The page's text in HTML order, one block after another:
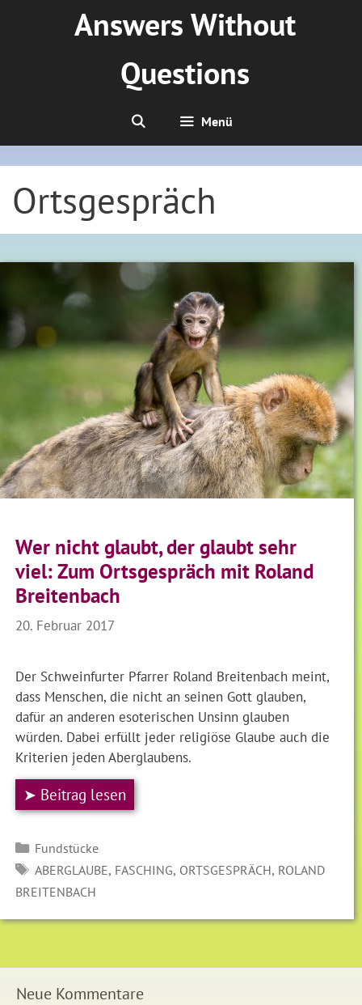
Answers Without
Questions
Menü
Ortsgespräch
Wer nicht glaubt, der glaubt sehr
viel: Zum Ortsgespräch mit Roland
Breitenbach
20. Februar 2017
Der Schweinfurter Pfarrer Roland Breitenbach meint,
dass Menschen, die nicht an seinen Gott glauben,
dafür an anderen esoterischen Unsinn glauben
würden. Dabei erfüllt jeder religiöse Glaube auch die
Kriterien jeden Aberglaubens.
➤ Beitrag lesen
Kategorien
Fundstücke
SCHLAGWÖRTER
ABERGLAUBE, FASCHING, ORTSGESPRÄCH, ROLAND
BREITENBACH
Neue Kommentare